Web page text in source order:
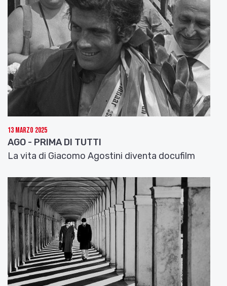
13 Marzo 2025
AGO - PRIMA DI TUTTI
La vita di Giacomo Agostini diventa docufilm